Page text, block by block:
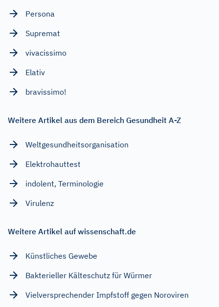
Persona
Supremat
vivacissimo
Elativ
bravissimo!
Weitere Artikel aus dem Bereich Gesundheit A-Z
Weltgesundheitsorganisation
Elektrohauttest
indolent, Terminologie
Virulenz
Weitere Artikel auf wissenschaft.de
Künstliches Gewebe
Bakterieller Kälteschutz für Würmer
Vielversprechender Impfstoff gegen Noroviren